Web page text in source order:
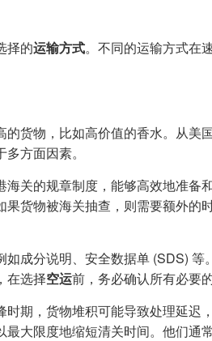
择的运输方式。不同的运输方式在
的货物，比如高价值的香水。从美
方面因素。
关的规章制度，能够高效地准备
货物被海关抽查，则需要额外的
成分说明、安全数据单 (SDS) 等
在选择空运前，务必确认所有必要
期，货物堆积可能导致处理延迟
最大限度地缩短清关时间。他们通